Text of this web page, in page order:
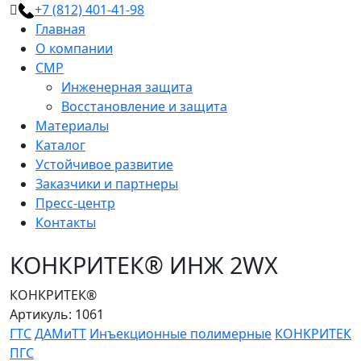
+7 (812) 401-41-98
Главная
О компании
СМР
Инженерная защита
Восстановление и защита
Материалы
Каталог
Устойчивое развитие
Заказчики и партнеры
Пресс-центр
Контакты
КОНКРИТЕК® ИНЖ 2WX
КОНКРИТЕК®
Артикуль: 1061
ГТСДАМиТТ Инъекционные полимерные КОНКРИТЕК
ПГС